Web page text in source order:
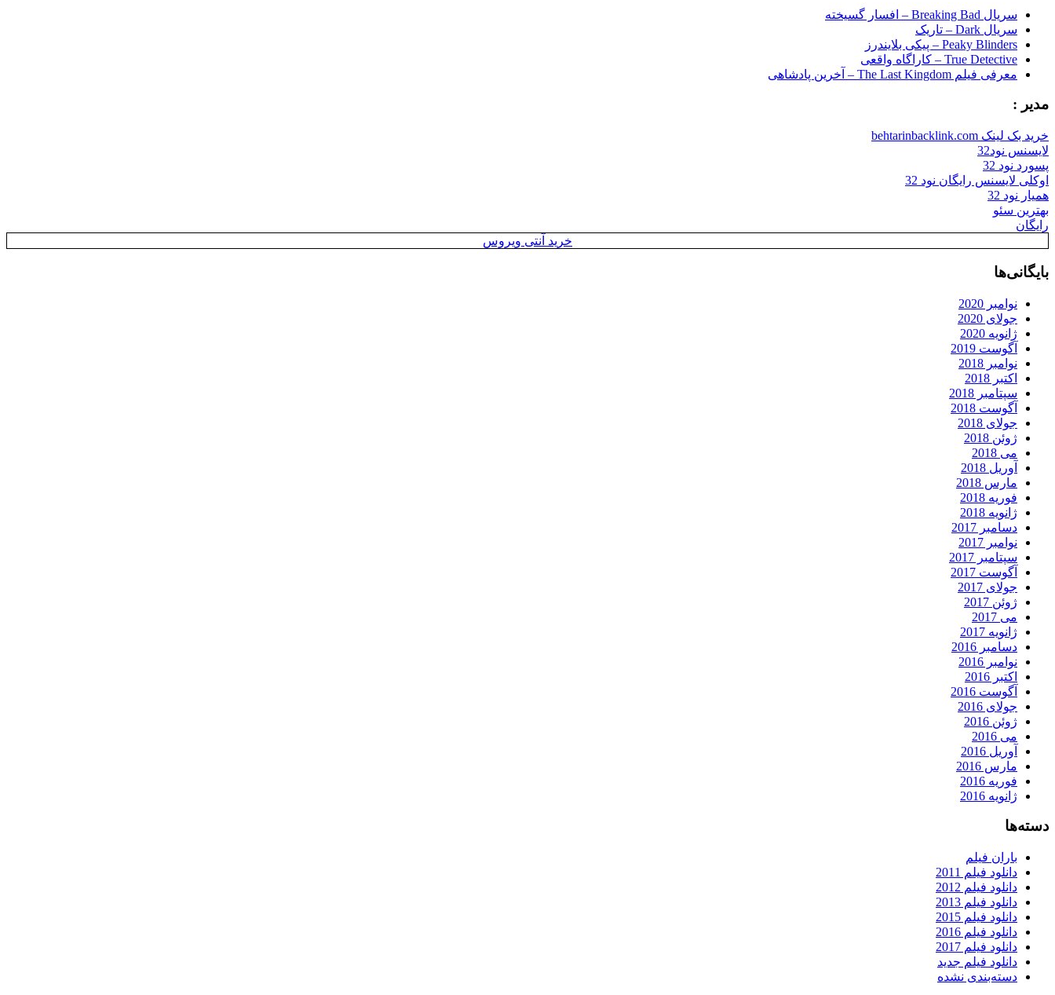
سریال Breaking Bad – افسار گسیخته
سریال Dark – تاریک
Peaky Blinders – پیکی بلایندرز
True Detective – کاراگاه واقعی
معرفی فیلم The Last Kingdom – آخرین پادشاهی
مدیر :
خرید بک لینک behtarinbacklink.com
لایسنس نود32
پسورد نود 32
اوکلی لایسنس رایگان نود 32
همیار نود 32
بهترین سئو
رایگان
خرید آنتی ویروس
بایگانی‌ها
نوامبر 2020
جولای 2020
ژانویه 2020
آگوست 2019
نوامبر 2018
اکتبر 2018
سپتامبر 2018
آگوست 2018
جولای 2018
ژوئن 2018
می 2018
آوریل 2018
مارس 2018
فوریه 2018
ژانویه 2018
دسامبر 2017
نوامبر 2017
سپتامبر 2017
آگوست 2017
جولای 2017
ژوئن 2017
می 2017
ژانویه 2017
دسامبر 2016
نوامبر 2016
اکتبر 2016
آگوست 2016
جولای 2016
ژوئن 2016
می 2016
آوریل 2016
مارس 2016
فوریه 2016
ژانویه 2016
دسته‌ها
باران فیلم
دانلود فیلم 2011
دانلود فیلم 2012
دانلود فیلم 2013
دانلود فیلم 2015
دانلود فیلم 2016
دانلود فیلم 2017
دانلود فیلم جدید
دسته‌بندی نشده